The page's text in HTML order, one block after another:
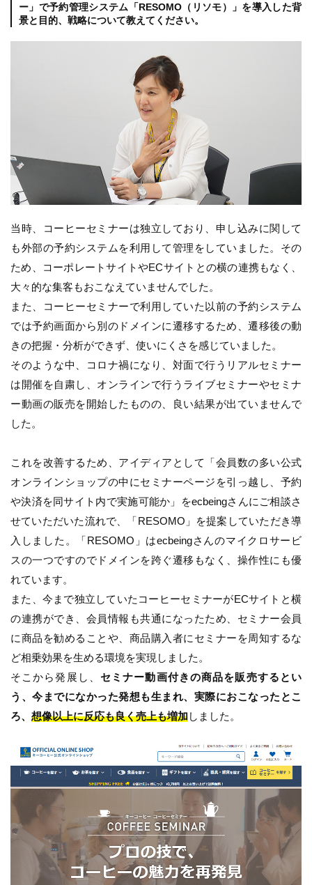
ー」で予約管理システム「RESOMO（リソモ）」を導入した背
景と目的、戦略について教えてください。
当時、コーヒーセミナーは独立しており、申し込みに関して
も外部の予約システムを利用して管理をしていました。その
ため、コーポレートサイトやECサイトとの横の連携もなく、
大々的な集客もおこなえていませんでした。
また、コーヒーセミナーで利用していた以前の予約システム
では予約画面から別のドメインに遷移するため、遷移後の動
きの把握・分析ができず、使いにくさを感じていました。
そのような中、コロナ禍になり、対面で行うリアルセミナー
は開催を自粛し、オンラインで行うライブセミナーやセミナ
ー動画の販売を開始したものの、良い結果が出ていませんで
した。
これを改善するため、アイディアとして「会員数の多い公式
オンラインショップの中にセミナーページを引っ越し、予約
や決済を同サイト内で実施可能か」をecbeingさんにご相談さ
せていただいた流れで、「RESOMO」を提案していただき導
入しました。「RESOMO」はecbeingさんのマイクロサービ
スの一つですのでドメインを跨ぐ遷移もなく、操作性にも優
れています。
また、今まで独立していたコーヒーセミナーがECサイトと横
の連携ができ、会員情報も共通になったため、セミナー会員
に商品を勧めることや、商品購入者にセミナーを周知するな
ど相乗効果を生める環境を実現しました。
そこから発展し、 セミナー動画付きの商品を販売するとい
う、今までになかった発想も生まれ、実際におこなったとこ
ろ、 想像以上に反応も良く売上も増加しました。